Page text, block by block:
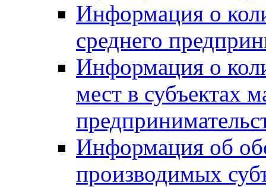
Информация о
среднего
Информация о
мест в субъектах
Информация об
производимых